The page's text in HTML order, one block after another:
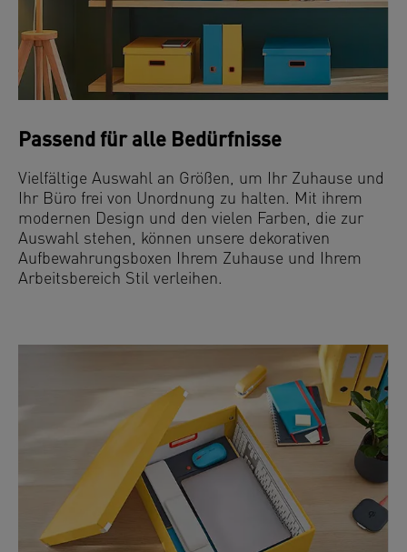
Passend für alle Bedürfnisse
Vielfältige Auswahl an Größen, um Ihr Zuhause und
Ihr Büro frei von Unordnung zu halten. Mit ihrem
modernen Design und den vielen Farben, die zur
Auswahl stehen, können unsere dekorativen
Aufbewahrungsboxen Ihrem Zuhause und Ihrem
Arbeitsbereich Stil verleihen.